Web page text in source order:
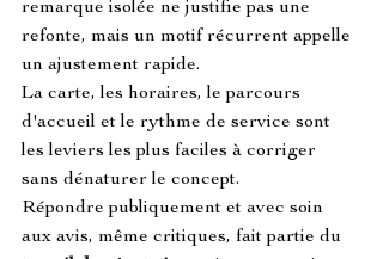
remarque isolée ne justifie pas une
refonte, mais un motif récurrent appelle
un ajustement rapide.
La carte, les horaires, le parcours
d'accueil et le rythme de service sont
les leviers les plus faciles à corriger
sans dénaturer le concept.
Répondre publiquement et avec soin
aux avis, même critiques, fait partie du